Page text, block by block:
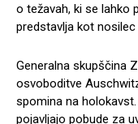
o težavah, ki se lahko
predstavlja kot nosilec
Generalna skupščina
osvoboditve
spomina na
pojavljajo pobude za